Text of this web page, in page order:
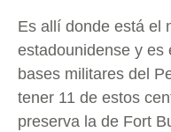
Es allí donde está el
estadounidense y es
bases militares del
tener 11 de estos
preserva la de Fort